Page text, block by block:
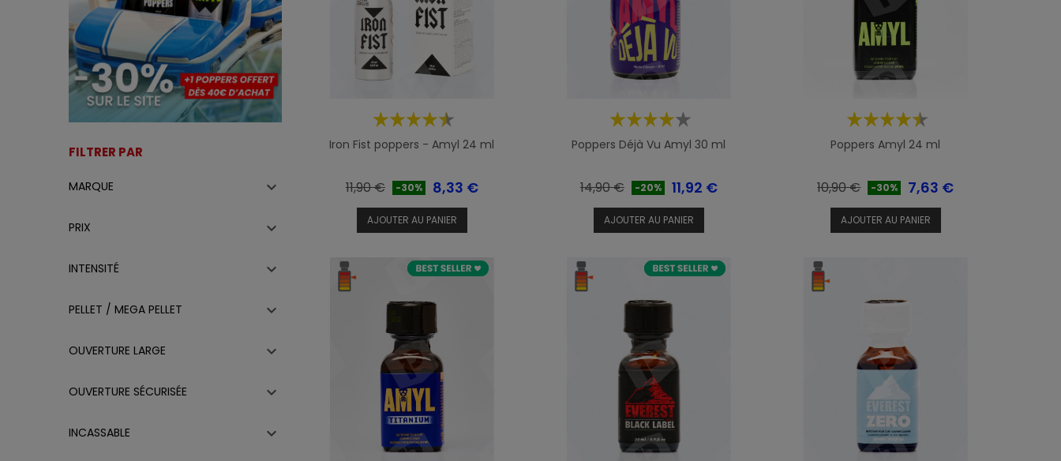
FILTRER PAR
MARQUE 
PRIX 
INTENSITÉ 
PELLET / MEGA PELLET 
OUVERTURE LARGE 
OUVERTURE SÉCURISÉE 
INCASSABLE 
Iron Fist poppers - Amyl 24 ml
Prix
de
base
11,90 € -30% Prix
8,33 €
AJOUTER AU PANIER
Poppers Déjà Vu Amyl 30 ml
Prix
de
base
14,90 € -20% Prix
11,92 €
AJOUTER AU PANIER
Poppers Amyl 24 ml
Prix
de
base
10,90 € -30% Prix
7,63 €
AJOUTER AU PANIER